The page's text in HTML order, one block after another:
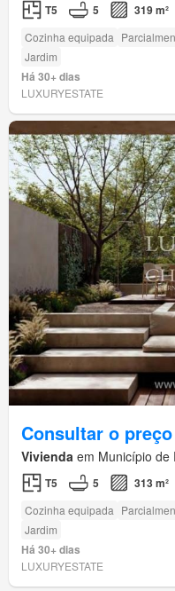
T5 5 319 m²
Cozinha equipada
Jardim
Há 30+ dias
LUXURYESTATE
Consultar o preço
Vivienda em Município de
T5 5 313 m²
Cozinha equipada
Jardim
Há 30+ dias
LUXURYESTATE